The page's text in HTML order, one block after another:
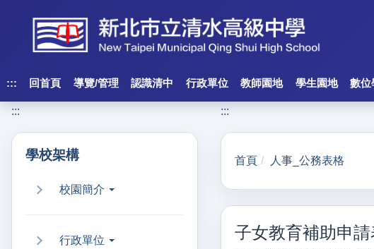
內
區
塊
::: 回首頁 導覽/管理 認識清中 行政單位 教師園地 學生園地 數位
:::
學校架構
校園簡介
行政單位
:::
首頁 人事_公務表格
子女教育補助申請